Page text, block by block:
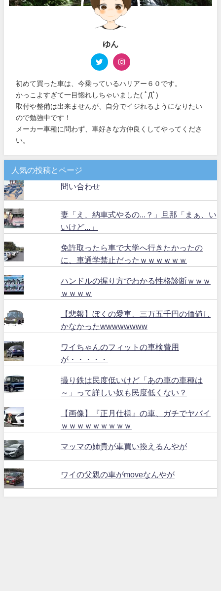
ゆん
初めて買った車は、今乗っているハリアー６０です。
かっこよすぎて一目惚れしちゃいました( ﾟДﾟ)
取付や整備は出来ませんが、自分でイジれるようになりたい
ので勉強中です！
メーカー車種に問わず、車好きな方仲良くしてやってくださ
い。
人気の投稿とページ
問い合わせ
妻「え、納車式やるの...？」旦那「まぁ、い
いけど...」
免許取ったら車で大学へ行きたかったの
に、車通学禁止だったｗｗｗｗｗｗ
ハンドルの握り方でわかる性格診断ｗｗｗ
ｗｗｗｗ
【悲報】ぼくの愛車、三万五千円の価値し
かなかったwwwwwwww
ワイちゃんのフィットの車検費用
が・・・・・
撮り鉄は民度低いけど「あの車の車種は
～」って詳しい奴も民度低くない？
【画像】『正月仕様』の車、ガチでヤバイ
ｗｗｗｗｗｗｗｗｗ
マッマの姉貴が車買い換えるんやが
ワイの父親の車がmoveなんやが